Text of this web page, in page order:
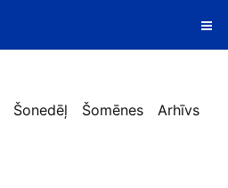
Šonedēļ Šomēnes Arhīvs